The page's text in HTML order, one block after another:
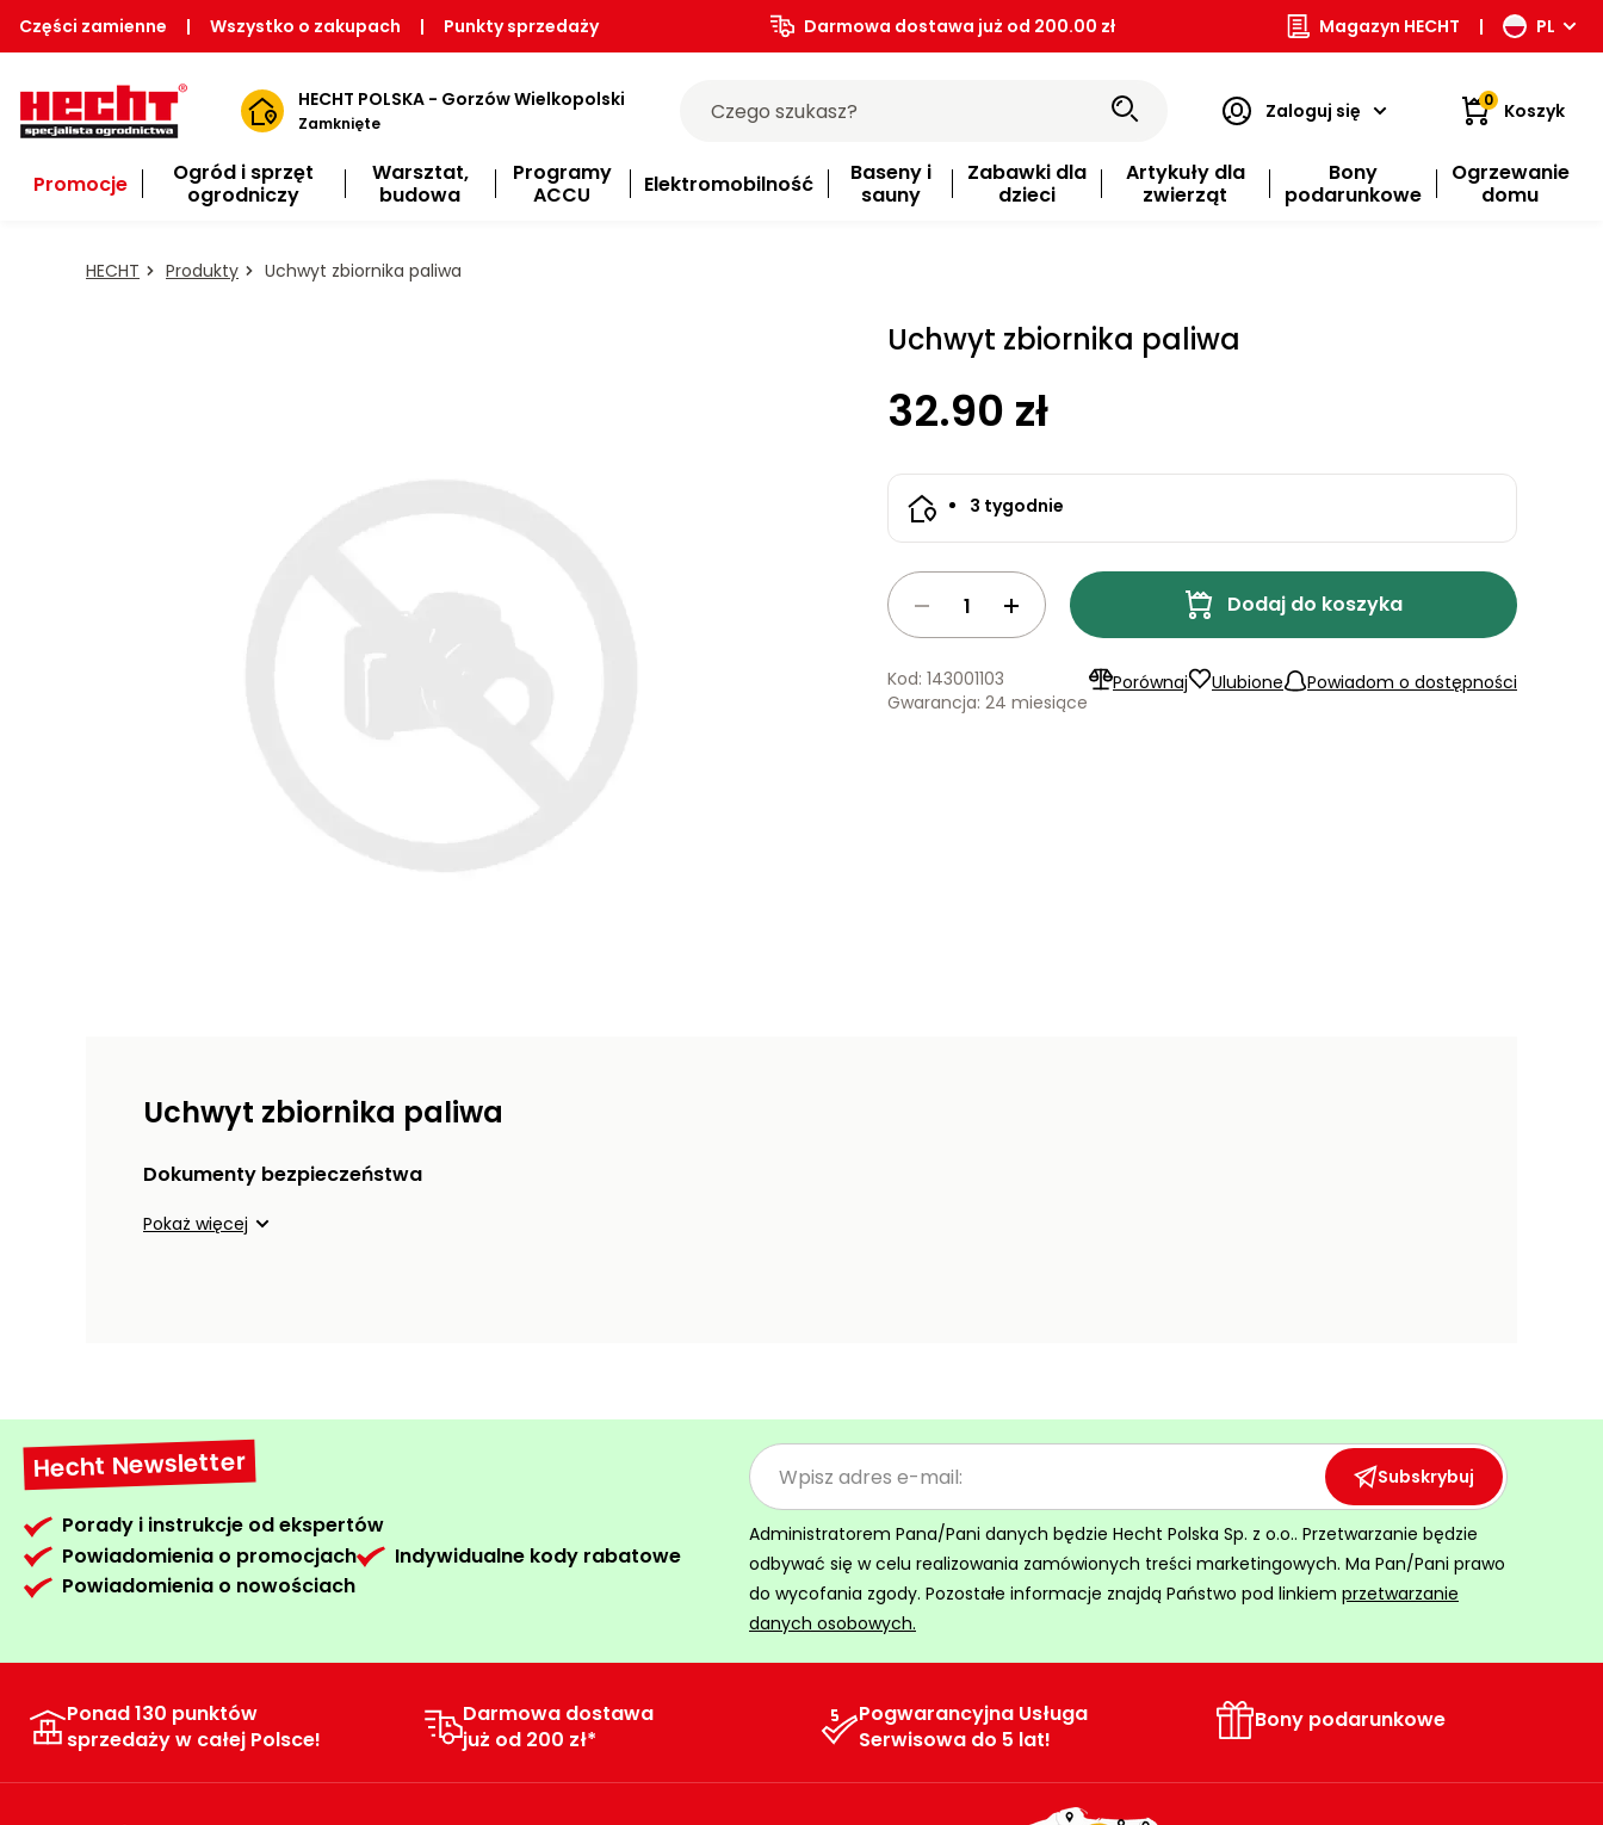
Części zamienne | Wszystko o zakupach | Punkty sprzedaży Darmowa dostawa już od 200.00 zł Magazyn HECHT | PL
HECHT POLSKA - Gorzów Wielkopolski
Zamknięte
Zaloguj się 0 Koszyk
Promocje
Ogród i sprzęt
ogrodniczy
Warsztat,
budowa
Programy
ACCU
Elektromobilność
Baseny i
sauny
Zabawki dla
dzieci
Artykuły dla
zwierząt
Bony
podarunkowe
Ogrzewanie
domu
HECHT Produkty Uchwyt zbiornika paliwa
Uchwyt zbiornika paliwa
32.90 zł
3 tygodnie
Dodaj do koszyka
Porównaj Ulubione Powiadom o dostępności
Kod: 143001103
Gwarancja: 24 miesiące
Uchwyt zbiornika paliwa
Dokumenty bezpieczeństwa
Pokaż więcej
Hecht Newsletter
Porady i instrukcje od ekspertów
Powiadomienia o promocjach
Indywidualne kody rabatowe
Powiadomienia o nowościach
Subskrybuj
Administratorem Pana/Pani danych będzie Hecht Polska Sp. z o.o.. Przetwarzanie będzie
odbywać się w celu realizowania zamówionych treści marketingowych. Ma Pan/Pani prawo
do wycofania zgody. Pozostałe informacje znajdą Państwo pod linkiem przetwarzanie
danych osobowych.
Ponad 130 punktów
sprzedaży w całej Polsce!
Darmowa dostawa
już od 200 zł*
Pogwarancyjna Usługa
Serwisowa do 5 lat!
Bony podarunkowe